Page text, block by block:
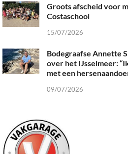
Groots afscheid voor
Costaschool
15/07/2026
Bodegraafse Annette
over het IJsselmeer:
met een
09/07/2026